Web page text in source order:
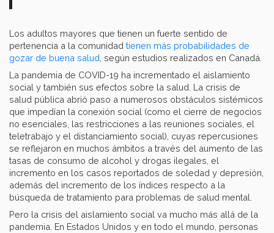
Los adultos mayores que tienen un fuerte sentido de
pertenencia a la comunidad tienen más probabilidades de
gozar de buena salud , según estudios realizados en Canadá.
La pandemia de COVID-19 ha incrementado el aislamiento
social y también sus efectos sobre la salud. La crisis de
salud pública abrió paso a numerosos obstáculos sistémicos
que impedían la conexión social (como el cierre de negocios
no esenciales, las restricciones a las reuniones sociales, el
teletrabajo y el distanciamiento social), cuyas repercusiones
se reflejaron en muchos ámbitos a través del aumento de las
tasas de consumo de alcohol y drogas ilegales, el
incremento en los casos reportados de soledad y depresión,
además del incremento de los índices respecto a la
búsqueda de tratamiento para problemas de salud mental.
Pero la crisis del aislamiento social va mucho más allá de la
pandemia. En Estados Unidos y en todo el mundo, personas